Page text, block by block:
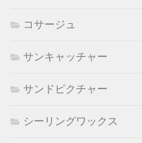
コサージュ
サンキャッチャー
サンドピクチャー
シーリングワックス